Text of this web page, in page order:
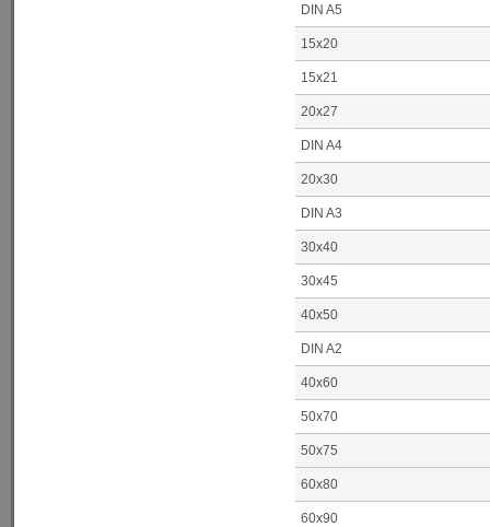
DIN A5
15x20
15x21
20x27
DIN A4
20x30
DIN A3
30x40
30x45
40x50
DIN A2
40x60
50x70
50x75
60x80
60x90